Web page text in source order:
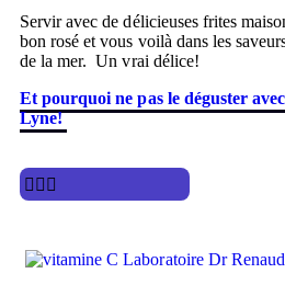
Servir avec de délicieuses frites
bon rosé et vous voilà dans les
de la mer. Un vrai délice!
Et pourquoi ne pas le déguster
Lyne!